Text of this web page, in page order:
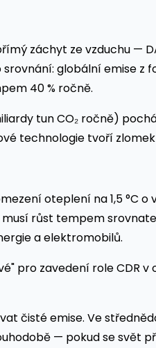
záchyt ze vzduchu —
globální emise z
40 % ročně.
tun CO₂ ročně)
technologie tvoří
oteplení na 1,5 °C o
musí růst tempem
a elektromobilů.
pro zavedení role CDR
čisté emise. Ve
— pokud se svět